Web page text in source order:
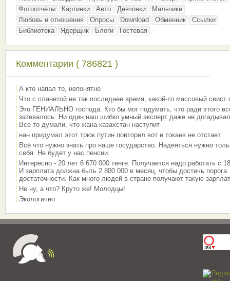
Фотоотчёты
Картинки Авто Девчонки
Мальчики
Любовь и отношения
Опросы Download Обменник
Ссылки
Библиотека
Ядерщик Блоги Гостевая
Комментарии ( 786821 )
А кто напал то, непонятно
Что с планетой не так последнее время, какой-то массовый свист
Это ГЕНИАЛЬНО господа. Кто бы мог подумать, что ради этого
затевалось. Ни один наш шибко умный эксперт даже не
Все то думали, что жана казахстан наступит
нан придумал этот трюк путин повторил вот и токаев не отстает
Всё что нужно знать про наше государство. Надеяться нужно
себя. Не будет у нас пенсии.
Интересно - 20 лет 6 670 000 тенге. Получается надо работать с
И зарплата должна быть 2 800 000 в месяц, чтобы достичь порога
достаточности. Как много людей в стране получают такую
Не ну, а что? Круто же! Молодцы!
Экологично